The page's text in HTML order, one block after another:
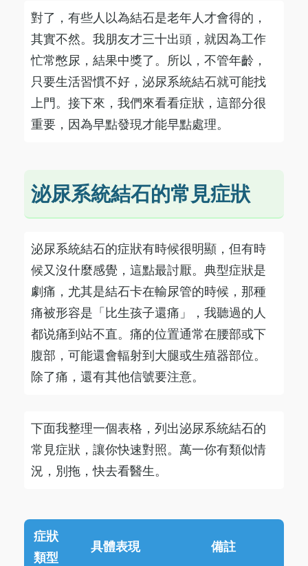
對了，有些人以為結石是老年人才會得的，
其實不然。我朋友才三十出頭，就因為工作
忙常憋尿，結果中獎了。所以，不管年齡，
只要生活習慣不好，泌尿系統結石就可能找
上門。接下來，我們來看看症狀，這部分很
重要，因為早點發現才能早點處理。
泌尿系統結石的常見症狀
泌尿系統結石的症狀有時候很明顯，但有時
候又沒什麼感覺，這點最討厭。典型症狀是
劇痛，尤其是結石卡在輸尿管的時候，那種
痛被形容是「比生孩子還痛」，我聽過的人
都说痛到站不直。痛的位置通常在腰部或下
腹部，可能還會輻射到大腿或生殖器部位。
除了痛，還有其他信號要注意。
下面我整理一個表格，列出泌尿系統結石的
常見症狀，讓你快速對照。萬一你有類似情
況，別拖，快去看醫生。
症狀
類型
具體表現 備註